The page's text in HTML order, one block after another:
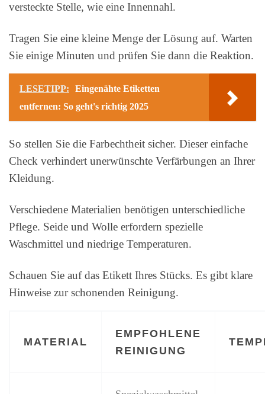
versteckte Stelle, wie eine Innennahl.
Tragen Sie eine kleine Menge der Lösung auf. Warten
Sie einige Minuten und prüfen Sie dann die Reaktion.
LESETIPP:
Eingenähte Etiketten
entfernen: So geht's richtig 2025
So stellen Sie die Farbechtheit sicher. Dieser einfache
Check verhindert unerwünschte Verfärbungen an Ihrer
Kleidung.
Verschiedene Materialien benötigen unterschiedliche
Pflege. Seide und Wolle erfordern spezielle
Waschmittel und niedrige Temperaturen.
Schauen Sie auf das Etikett Ihres Stücks. Es gibt klare
Hinweise zur schonenden Reinigung.
MATERIAL
EMPFOHLENE
REINIGUNG